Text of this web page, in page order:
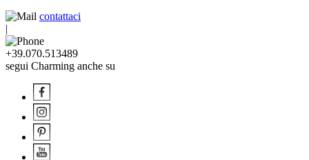
contattaci
|
+39.070.513489
segui Charming anche su